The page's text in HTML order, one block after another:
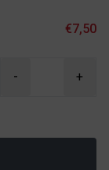
€7,50
- +